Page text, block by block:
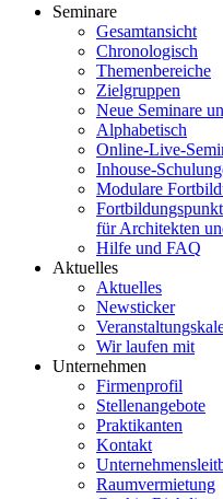
Seminare
Gesamtansicht
Chronologisch
Themenbereiche
Zielgruppen
Neue Seminare
Alphabetisch
Online-Live-
Inhouse-
Modulare
für Architekten
Hilfe und FAQ
Aktuelles
Aktuelles
Newsticker
Wir laufen mit
Unternehmen
Firmenprofil
Stellenangebote
Praktikanten
Kontakt
Raumvermietung